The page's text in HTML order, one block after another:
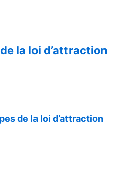
la loi d’attraction
de la loi d’attraction